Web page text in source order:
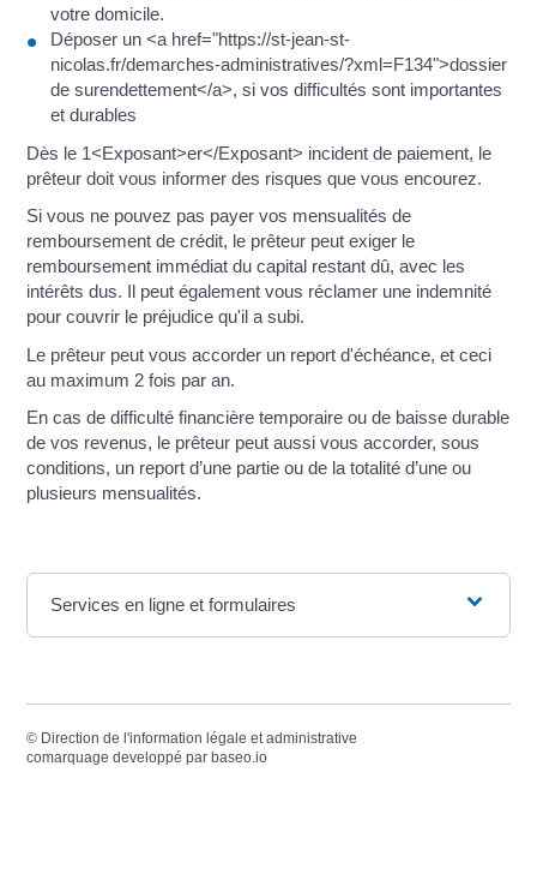
votre domicile.
Déposer un <a href="https://st-jean-st-
nicolas.fr/demarches-administratives/?xml=F134">dossier
de surendettement</a>, si vos difficultés sont importantes
et durables
Dès le 1<Exposant>er</Exposant> incident de paiement, le
prêteur doit vous informer des risques que vous encourez.
Si vous ne pouvez pas payer vos mensualités de
remboursement de crédit, le prêteur peut exiger le
remboursement immédiat du capital restant dû, avec les
intérêts dus. Il peut également vous réclamer une indemnité
pour couvrir le préjudice qu'il a subi.
Le prêteur peut vous accorder un report d'échéance, et ceci
au maximum 2 fois par an.
En cas de difficulté financière temporaire ou de baisse durable
de vos revenus, le prêteur peut aussi vous accorder, sous
conditions, un report d’une partie ou de la totalité d’une ou
plusieurs mensualités.
Services en ligne et formulaires
© Direction de l'information légale et administrative
comarquage developpé par baseo.io